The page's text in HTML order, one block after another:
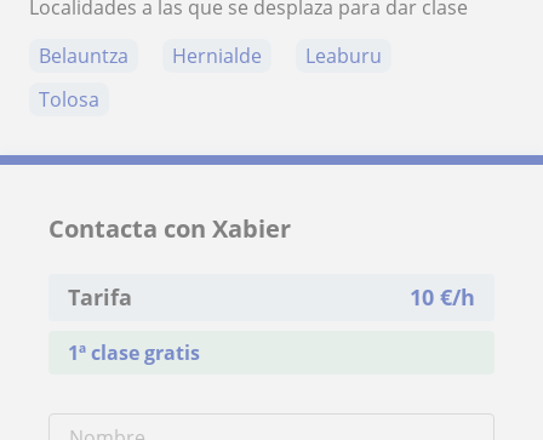
Localidades a las que se desplaza para dar clase
Belauntza
Hernialde
Leaburu
Tolosa
Contacta con Xabier
Tarifa 10 €/h
1ª clase gratis